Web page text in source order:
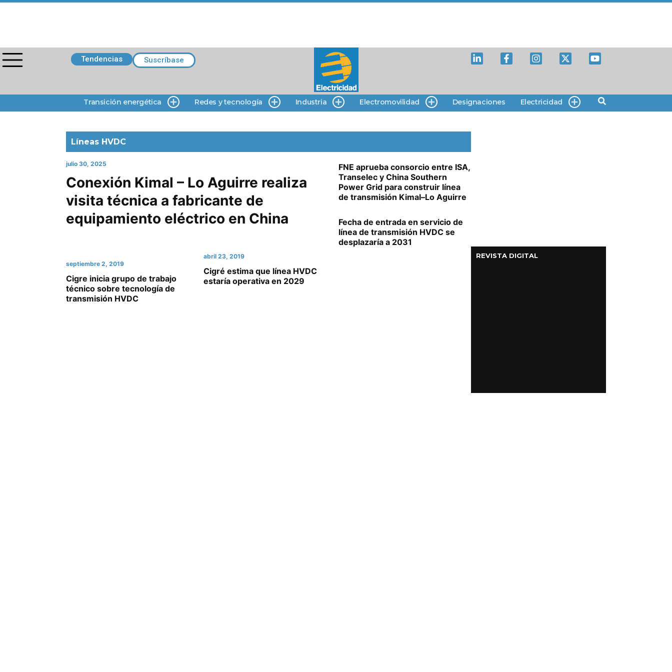
Tendencias Suscríbase
Transición energética Redes y tecnología Industria Electromovilidad Designaciones Electricidad
Líneas HVDC
julio 30, 2025
Conexión Kimal – Lo Aguirre realiza
visita técnica a fabricante de
equipamiento eléctrico en China
FNE aprueba consorcio entre ISA,
Transelec y China Southern
Power Grid para construir línea
de transmisión Kimal–Lo Aguirre
Fecha de entrada en servicio de
línea de transmisión HVDC se
desplazaría a 2031
septiembre 2, 2019
Cigre inicia grupo de trabajo
técnico sobre tecnología de
transmisión HVDC
abril 23, 2019
Cigré estima que línea HVDC
estaría operativa en 2029
REVISTA DIGITAL